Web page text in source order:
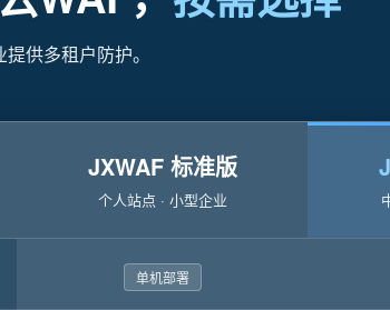
供多租户防护。
JXWAF 标准版
个人站点 · 小型企业
单机部署